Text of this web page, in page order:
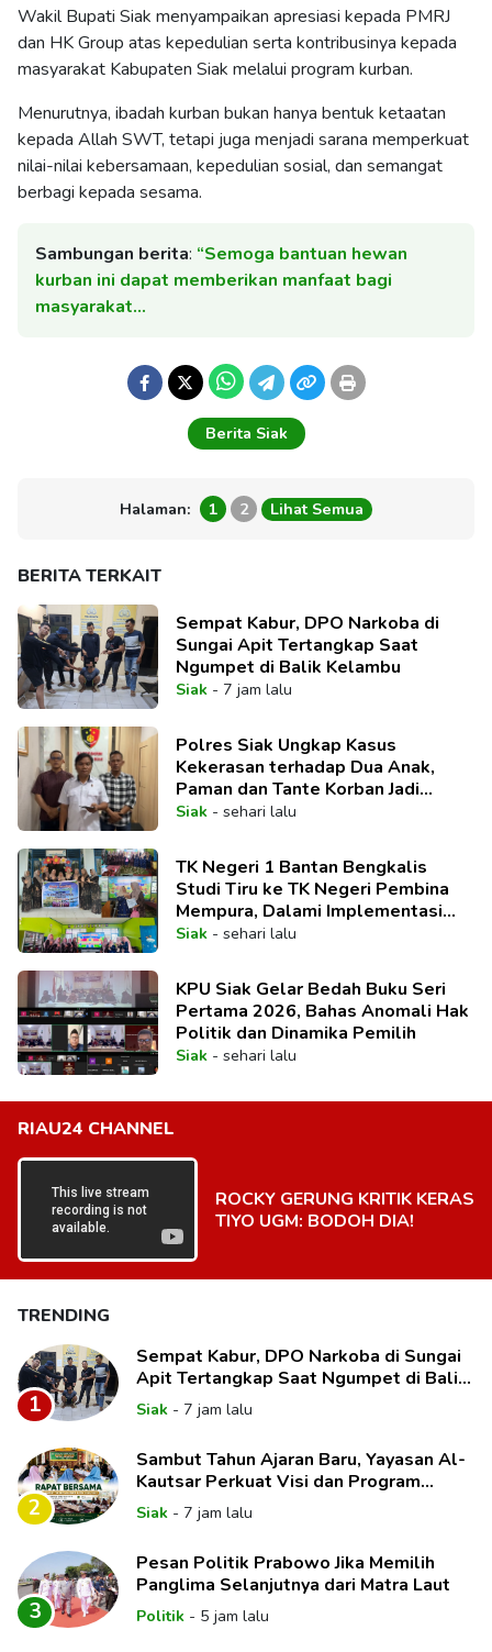
Wakil Bupati Siak menyampaikan apresiasi kepada PMRJ
dan HK Group atas kepedulian serta kontribusinya kepada
masyarakat Kabupaten Siak melalui program kurban.
Menurutnya, ibadah kurban bukan hanya bentuk ketaatan
kepada Allah SWT, tetapi juga menjadi sarana memperkuat
nilai-nilai kebersamaan, kepedulian sosial, dan semangat
berbagi kepada sesama.
Sambungan berita: “Semoga bantuan hewan
kurban ini dapat memberikan manfaat bagi
masyarakat…
Berita Siak
Halaman: 1 2 Lihat Semua
BERITA TERKAIT
Sempat Kabur, DPO Narkoba di
Sungai Apit Tertangkap Saat
Ngumpet di Balik Kelambu
Siak- 7 jam lalu
Polres Siak Ungkap Kasus
Kekerasan terhadap Dua Anak,
Paman dan Tante Korban Jadi
Tersangka
Siak- sehari lalu
TK Negeri 1 Bantan Bengkalis
Studi Tiru ke TK Negeri Pembina
Mempura, Dalami Implementasi
Pembelajaran Mendalam
Siak- sehari lalu
KPU Siak Gelar Bedah Buku Seri
Pertama 2026, Bahas Anomali Hak
Politik dan Dinamika Pemilih
Siak- sehari lalu
RIAU24 CHANNEL
ROCKY GERUNG KRITIK KERAS
TIYO UGM: BODOH DIA!
TRENDING
1
Sempat Kabur, DPO Narkoba di Sungai
Apit Tertangkap Saat Ngumpet di Balik
Kelambu
Siak - 7 jam lalu
2
Sambut Tahun Ajaran Baru, Yayasan Al-
Kautsar Perkuat Visi dan Program
Unggulan Pendidikan
Siak - 7 jam lalu
3
Pesan Politik Prabowo Jika Memilih
Panglima Selanjutnya dari Matra Laut
Politik - 5 jam lalu